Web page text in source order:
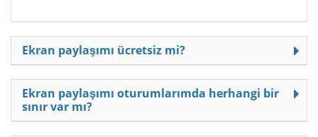
Ekran paylaşımı ücretsiz mi?
Ekran paylaşımı oturumlarımda herhangi bir
sınır var mı?